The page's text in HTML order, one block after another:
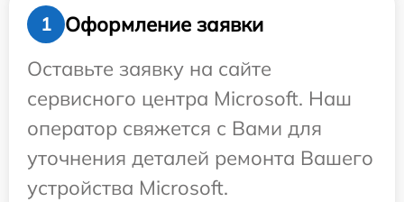
1
Оформление заявки
Оставьте заявку на сайте
сервисного центра Microsoft. Наш
оператор свяжется с Вами для
уточнения деталей ремонта Вашего
устройства Microsoft.